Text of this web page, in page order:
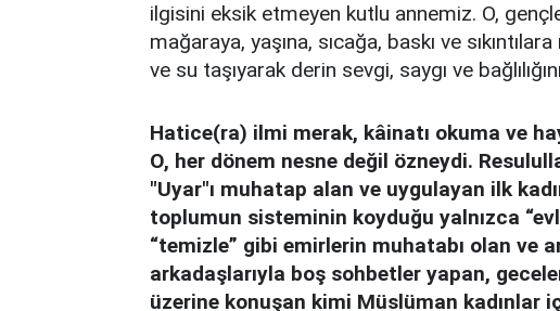
ilgisini eksik etmeyen kutlu annemiz. O,
mağaraya, yaşına, sıcağa, baskı ve
ve su taşıyarak derin sevgi, saygı ve
Hatice(ra) ilmi merak, kâinatı okuma ve
O, her dönem nesne değil özneydi.
"Uyar"ı muhatap alan ve uygulayan ilk
toplumun sisteminin koyduğu yalnızca
“temizle” gibi emirlerin muhatabı olan ve
arkadaşlarıyla boş sohbetler yapan,
üzerine konuşan kimi Müslüman kadınlar